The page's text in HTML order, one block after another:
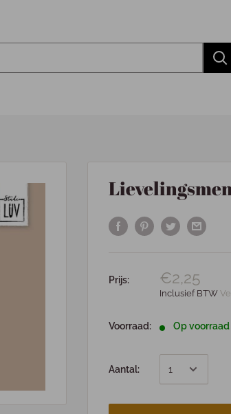
Prijs: €2,25
Inclusief BTW
Voorraad: Op voorraad
Aantal: